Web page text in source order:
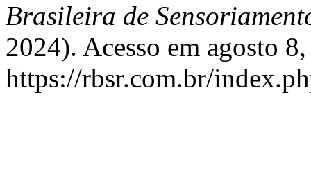
Brasileira de
2024). Acesso em agosto
https://rbsr.com.br/